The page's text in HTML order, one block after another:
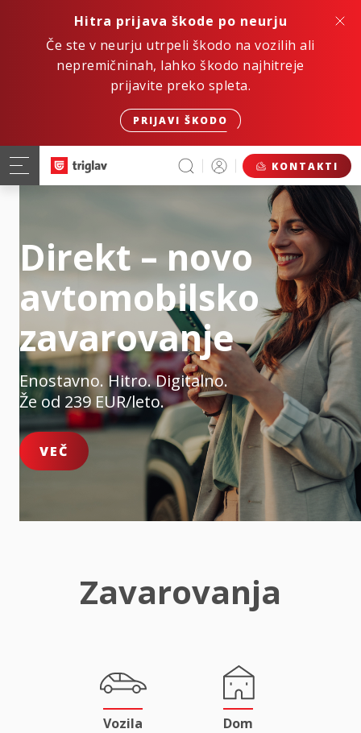
Hitra prijava škode po neurju
Če ste v neurju utrpeli škodo na vozilih ali
nepremičninah, lahko škodo najhitreje
prijavite preko spleta.
PRIJAVI ŠKODO
KONTAKTI
Direkt – novo
avtomobilsko
zavarovanje
Enostavno. Hitro. Digitalno.
Že od 239 EUR/leto.
VEČ
Zavarovanja
Vozila Dom